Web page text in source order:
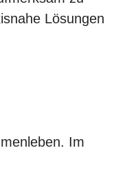
Lösungen
Im